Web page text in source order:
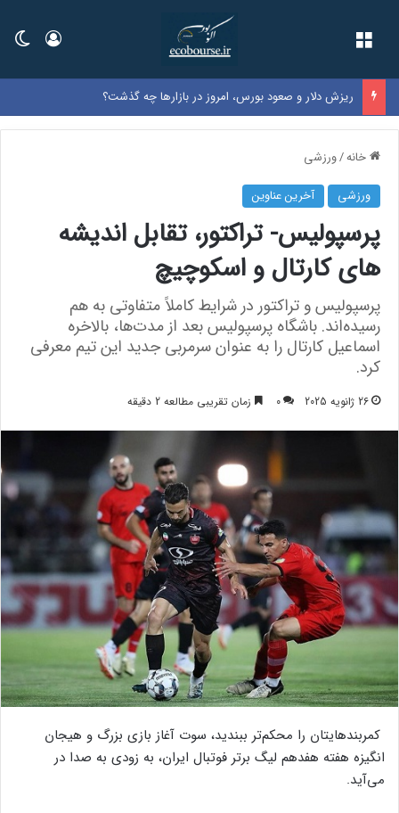
ورود
ریزش دلار و صعود بورس، امروز در بازارها چه گذشت؟
خانه/ورزشی
ورزشی آخرین عناوین
پرسپولیس- تراکتور، تقابل اندیشه
های کارتال و اسکوچیچ
پرسپولیس و تراکتور در شرایط کاملاً متفاوتی به هم
رسیده‌اند. باشگاه پرسپولیس بعد از مدت‌ها، بالاخره
اسماعیل کارتال را به عنوان سرمربی جدید این تیم معرفی
کرد.
26 ژانویه 2025 0 زمان تقریبی مطالعه 2 دقیقه
کمربندهایتان را محکم‌تر ببندید، سوت آغاز بازی بزرگ و هیجان
انگیزه هفته هفدهم لیگ برتر فوتبال ایران، به زودی به صدا در
می‌آید.